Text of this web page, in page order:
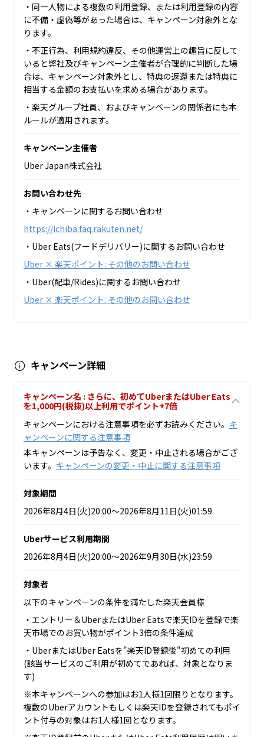
・同一人物による複数の利用登録、または利用登録の内容
に不備・虚偽等があった場合は、キャンペーン対象外とな
ります。
・不正行為、利用規約違反、その他運営上の趣旨に反して
いると弊社及びキャンペーン主催者が合理的に判断した場
合は、キャンペーン対象外とし、特典の返還または特典に
相当する金額のお支払いを求める場合があります。
・楽天グループ社員、およびキャンペーンの関係者にも本
ルールが適用されます。
キャンペーン主催者
Uber Japan株式会社
お問い合わせ先
・キャンペーンに関するお問い合わせ
https://ichiba.faq.rakuten.net/
・Uber Eats(フードデリバリー)に関するお問い合わせ
Uber × 楽天ポイント: その他のお問い合わせ
・Uber(配車/Rides)に関するお問い合わせ
Uber × 楽天ポイント: その他のお問い合わせ
キャンペーン詳細
キャンペーン名 : さらに、初めてUberまたはUber Eats
を1,000円(税抜)以上利用でポイント+7倍
キャンペーンにおける注意事項を必ずお読みください。 キ
ャンペーンに関する注意事項
本キャンペーンは予告なく、変更・中止される場合がござ
います。 キャンペーンの変更・中止に関する注意事項
対象期間
2026年8月4日(火)20:00～2026年8月11日(火)01:59
Uberサービス利用期間
2026年8月4日(火)20:00～2026年9月30日(水)23:59
対象者
以下のキャンペーンの条件を満たした楽天会員様
・エントリー＆UberまたはUber Eatsで楽天IDを登録で楽
天市場でのお買い物がポイント3倍の条件達成
・UberまたはUber Eatsを"楽天ID登録後"初めての利用
(該当サービスのご利用が初めてであれば、対象となりま
す)
※本キャンペーンへの参加はお1人様1回限りとなります。
複数のUberアカウントもしくは楽天IDを登録されてもポイ
ント付与の対象はお1人様1回となります。